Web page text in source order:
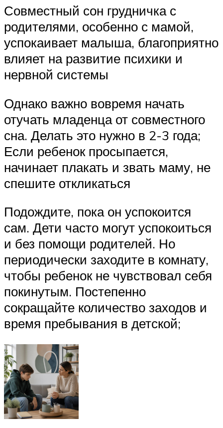
Совместный сон грудничка с
родителями, особенно с мамой,
успокаивает малыша, благоприятно
влияет на развитие психики и
нервной системы
Однако важно вовремя начать
отучать младенца от совместного
сна. Делать это нужно в 2-3 года;
Если ребенок просыпается,
начинает плакать и звать маму, не
спешите откликаться
Подождите, пока он успокоится
сам. Дети часто могут успокоиться
и без помощи родителей. Но
периодически заходите в комнату,
чтобы ребенок не чувствовал себя
покинутым. Постепенно
сокращайте количество заходов и
время пребывания в детской;